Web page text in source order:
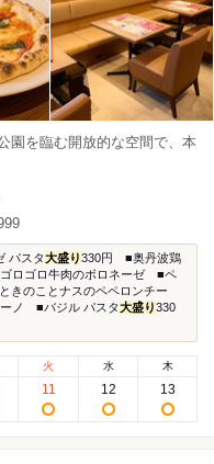
園を臨む開放的な空間で、本
パスタ大盛り330円 ■奥丹波鶏
ロゴロ牛肉のボロネーゼ ■ペ
きのことナスのペペロンチー
ノ ■バジル パスタ大盛り330
火
11
水
12
木
13